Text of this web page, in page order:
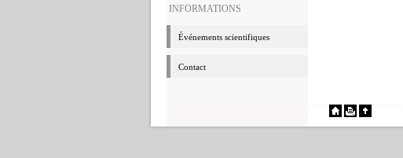
INFORMATIONS
événements scientifiques
Contact